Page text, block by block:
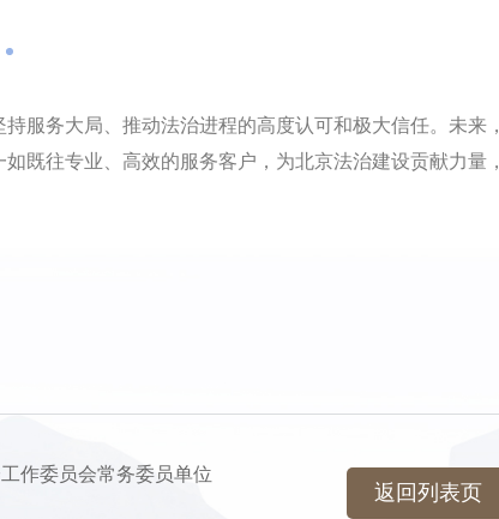
服务大局、推动法治进程的高度认可和极大信任。未来，
既往专业、高效的服务客户，为北京法治建设贡献力量，
作委员会常务委员单位
返回列表页